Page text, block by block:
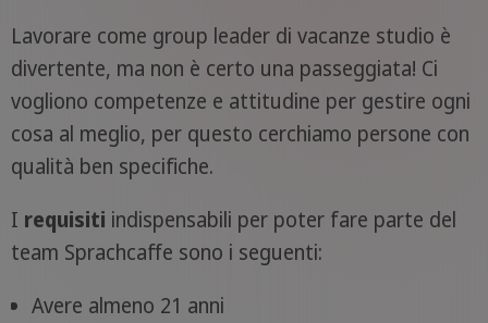
Lavorare come group leader di vacanze studio è
divertente, ma non è certo una passeggiata! Ci
vogliono competenze e attitudine per gestire ogni
cosa al meglio, per questo cerchiamo persone con
qualità ben specifiche.
I requisiti indispensabili per poter fare parte del
team Sprachcaffe sono i seguenti:
Avere almeno 21 anni